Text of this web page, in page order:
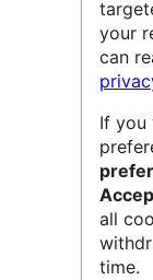
Elle
des
your
can
If you
all
time.